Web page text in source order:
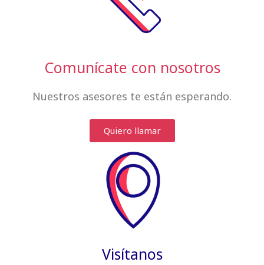
Comunícate con nosotros
Nuestros asesores te están esperando.
Quiero llamar
Visítanos